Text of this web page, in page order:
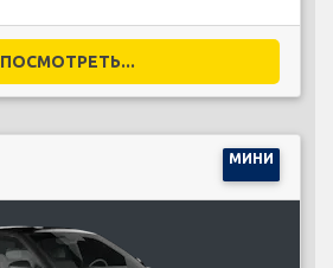
ПОСМОТРЕТЬ...
МИНИ